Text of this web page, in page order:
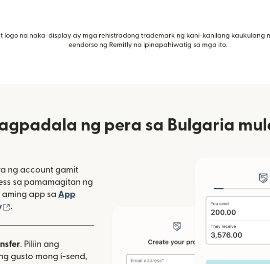
logo na naka-display ay mga rehistradong trademark ng kani-kanilang
eendorso ng Remitly na ipinapahiwatig sa mga ito.
ng pera sa Bulgaria
ng account gamit
sa pamamagitan ng
sa bagong window)
aming app sa App
window)
(bubukas sa bagong window)
.
. Piliin ang
gusto mong i-send,